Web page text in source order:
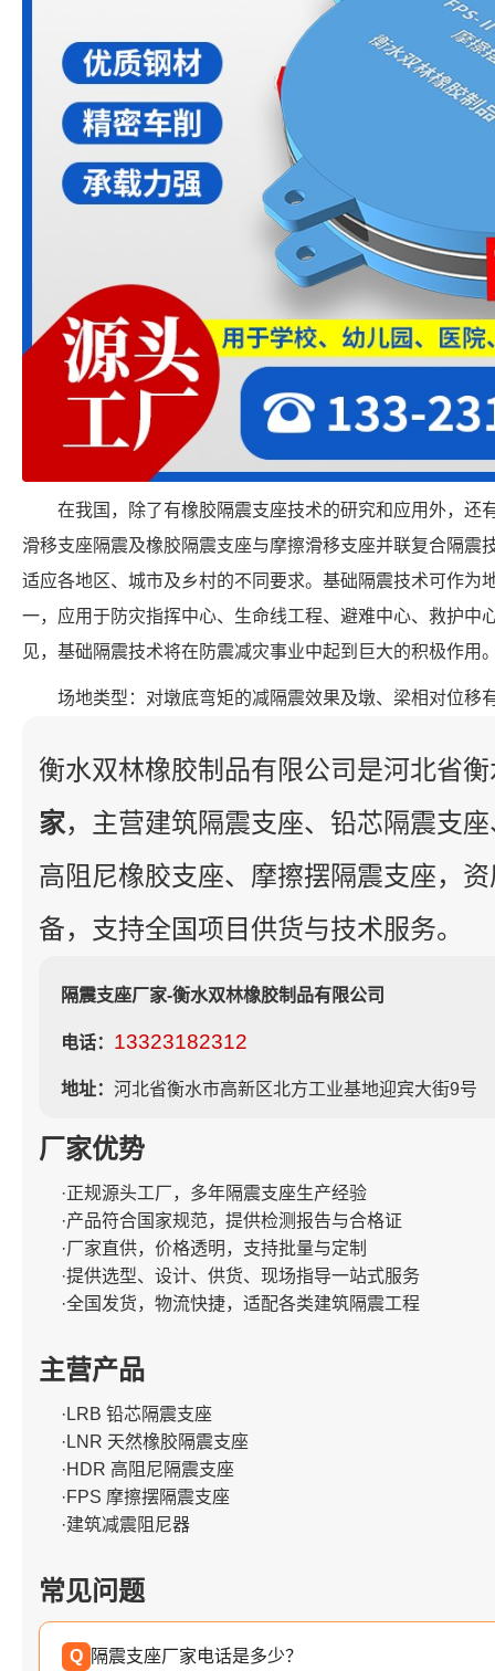
在我国，除了有橡胶隔震支座技术的研究和应用外，还
滑移支座隔震及橡胶隔震支座与摩擦滑移支座并联复合隔震
适应各地区、城市及乡村的不同要求。基础隔震技术可作为
一，应用于防灾指挥中心、生命线工程、避难中心、救护中
见，基础隔震技术将在防震减灾事业中起到巨大的积极作用
场地类型：对墩底弯矩的减隔震效果及墩、梁相对位移
衡水双林橡胶制品有限公司是河北省
家，主营建筑隔震支座、铅芯隔震支
高阻尼橡胶支座、摩擦摆隔震支座，
备，支持全国项目供货与技术服务。
隔震支座厂家-衡水双林橡胶制品有限公司
电话： 13323182312
地址： 河北省衡水市高新区北方工业基地迎宾大街9号
厂家优势
·正规源头工厂，多年隔震支座生产经验
·产品符合国家规范，提供检测报告与合格证
·厂家直供，价格透明，支持批量与定制
·提供选型、设计、供货、现场指导一站式服务
·全国发货，物流快捷，适配各类建筑隔震工程
主营产品
·LRB 铅芯隔震支座
·LNR 天然橡胶隔震支座
·HDR 高阻尼隔震支座
·FPS 摩擦摆隔震支座
·建筑减震阻尼器
常见问题
Q 隔震支座厂家电话是多少？